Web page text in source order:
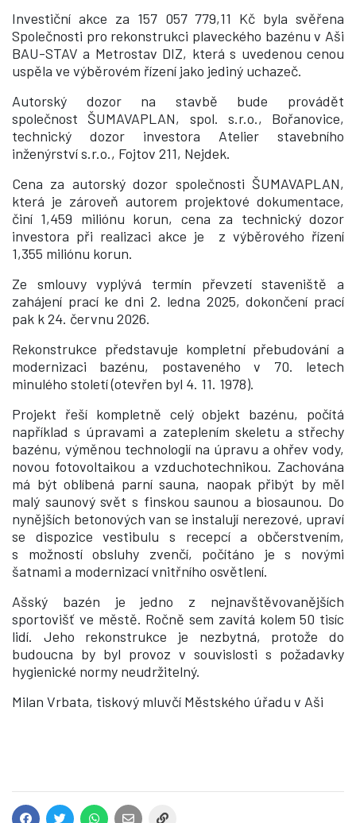
Investiční akce za 157 057 779,11 Kč byla svěřena
Společnosti pro rekonstrukci plaveckého bazénu v Aši
BAU-STAV a Metrostav DIZ, která s uvedenou cenou
uspěla ve výběrovém řízení jako jediný uchazeč.
Autorský dozor na stavbě bude provádět
společnost ŠUMAVAPLAN, spol. s.r.o., Bořanovice,
technický dozor investora Atelier stavebního
inženýrství s.r.o., Fojtov 211, Nejdek.
Cena za autorský dozor společnosti ŠUMAVAPLAN,
která je zároveň autorem projektové dokumentace,
činí 1,459 miliónu korun, cena za technický dozor
investora při realizaci akce je z výběrového řízení
1,355 miliónu korun.
Ze smlouvy vyplývá termín převzetí staveniště a
zahájení prací ke dni 2. ledna 2025, dokončení prací
pak k 24. červnu 2026.
Rekonstrukce představuje kompletní přebudování a
modernizaci bazénu, postaveného v 70. letech
minulého století (otevřen byl 4. 11. 1978).
Projekt řeší kompletně celý objekt bazénu, počítá
například s úpravami a zateplením skeletu a střechy
bazénu, výměnou technologií na úpravu a ohřev vody,
novou fotovoltaikou a vzduchotechnikou. Zachována
má být oblíbená parní sauna, naopak přibýt by měl
malý saunový svět s finskou saunou a biosaunou. Do
nynějších betonových van se instalují nerezové, upraví
se dispozice vestibulu s recepcí a občerstvením,
s možností obsluhy zvenčí, počítáno je s novými
šatnami a modernizací vnitřního osvětlení.
Ašský bazén je jedno z nejnavštěvovanějších
sportovišť ve městě. Ročně sem zavítá kolem 50 tisíc
lidí. Jeho rekonstrukce je nezbytná, protože do
budoucna by byl provoz v souvislosti s požadavky
hygienické normy neudržitelný.
Milan Vrbata, tiskový mluvčí Městského úřadu v Aši